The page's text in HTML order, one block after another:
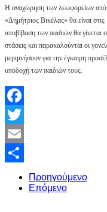
Η αναχώρηση των λεωφορείων
«Δημήτριος Βικέλας» θα είναι
αποβίβαση των παιδιών θα γίνεται
στάσεις και παρακαλούνται οι
μεριμνήσουν για την έγκαιρη
υποδοχή των παιδιών τους.
Facebook
Twitter
Email
Share
Προηγούμενο
Επόμενο